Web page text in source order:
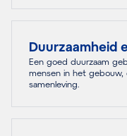
Duurzaamheid
Een goed duurzaam
mensen in het
samenleving.